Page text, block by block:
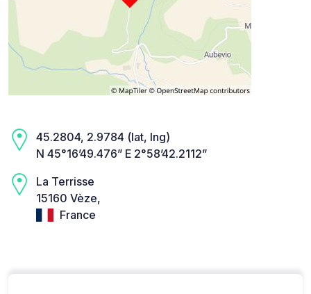
45.2804, 2.9784 (lat, lng)
N 45°16’49.476” E 2°58’42.2112”
La Terrisse
15160 Vèze,
France